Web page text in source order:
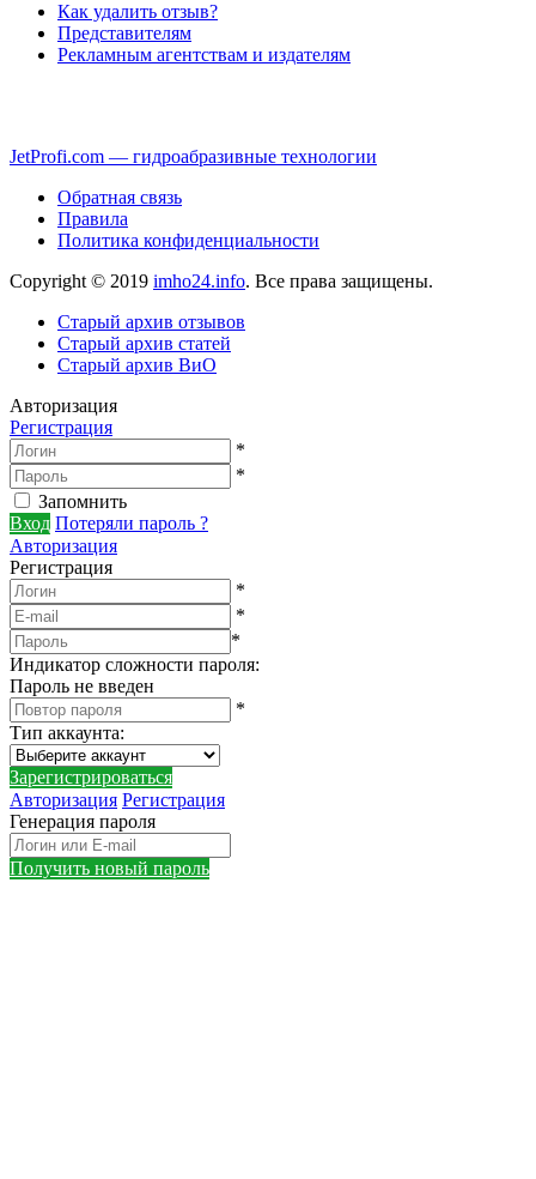
Как удалить отзыв?
Представителям
Рекламным агентствам и издателям
JetProfi.com — гидроабразивные технологии
Обратная связь
Правила
Политика конфиденциальности
Copyright © 2019 imho24.info. Все права защищены.
Старый архив отзывов
Старый архив статей
Старый архив ВиО
Авторизация
Регистрация
*
*
Запомнить
Вход Потеряли пароль ?
Авторизация
Регистрация
*
*
*
Индикатор сложности пароля:
Пароль не введен
*
Тип аккаунта:
Зарегистрироваться
Авторизация Регистрация
Генерация пароля
Получить новый пароль